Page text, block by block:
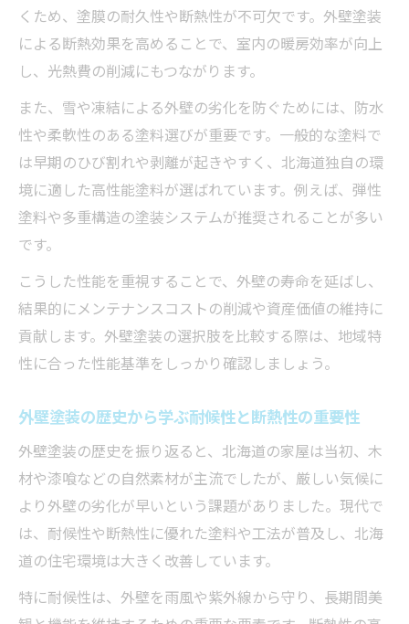
くため、塗膜の耐久性や断熱性が不可欠です。外壁塗装
による断熱効果を高めることで、室内の暖房効率が向上
し、光熱費の削減にもつながります。
また、雪や凍結による外壁の劣化を防ぐためには、防水
性や柔軟性のある塗料選びが重要です。一般的な塗料で
は早期のひび割れや剥離が起きやすく、北海道独自の環
境に適した高性能塗料が選ばれています。例えば、弾性
塗料や多重構造の塗装システムが推奨されることが多い
です。
こうした性能を重視することで、外壁の寿命を延ばし、
結果的にメンテナンスコストの削減や資産価値の維持に
貢献します。外壁塗装の選択肢を比較する際は、地域特
性に合った性能基準をしっかり確認しましょう。
外壁塗装の歴史から学ぶ耐候性と断熱性の重要性
外壁塗装の歴史を振り返ると、北海道の家屋は当初、木
材や漆喰などの自然素材が主流でしたが、厳しい気候に
より外壁の劣化が早いという課題がありました。現代で
は、耐候性や断熱性に優れた塗料や工法が普及し、北海
道の住宅環境は大きく改善しています。
特に耐候性は、外壁を雨風や紫外線から守り、長期間美